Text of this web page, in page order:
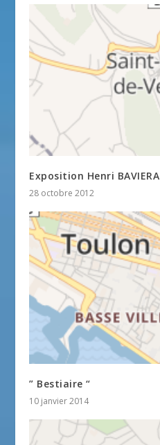
Exposition Henri BAVIERA
28 octobre 2012
” Bestiaire “
10 janvier 2014